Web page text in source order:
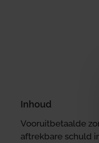
Inhoud
Vooruitbetaalde
aftrekbare schuld in